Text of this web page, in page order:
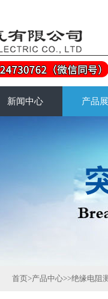
新闻中心 产品
首页>产品中心>>绝缘电阻